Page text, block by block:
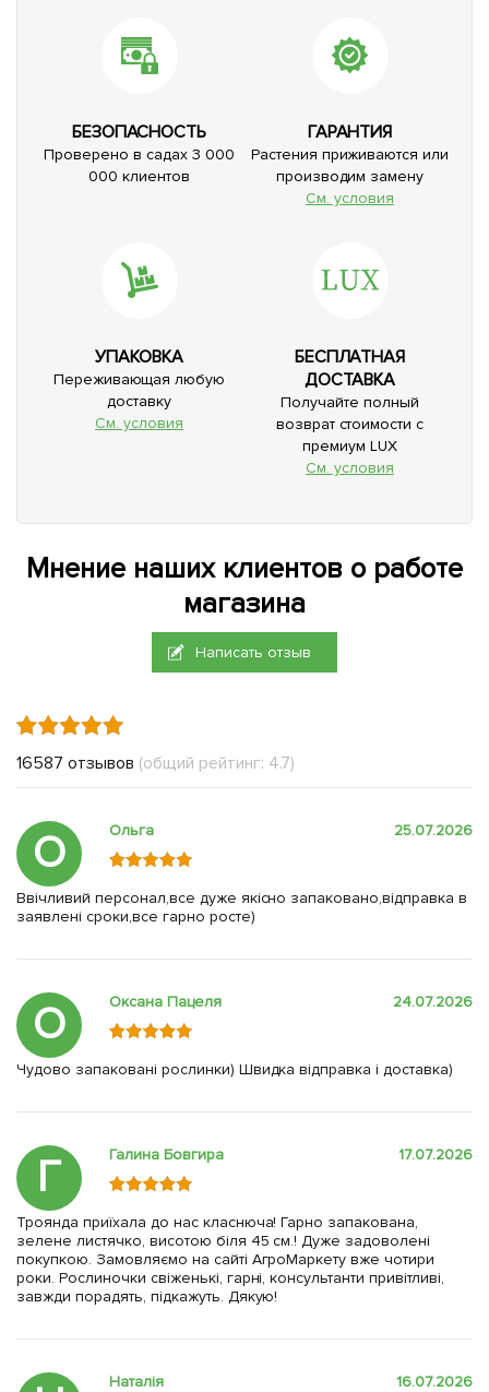
БЕЗОПАСНОСТЬ
Проверено в садах 3 000
000 клиентов
ГАРАНТИЯ
Растения приживаются или
производим замену
См. условия
УПАКОВКА
Переживающая любую
доставку
См. условия
БЕСПЛАТНАЯ
ДОСТАВКА
Получайте полный
возврат стоимости с
премиум LUX
См. условия
Мнение наших клиентов о работе
магазина
Написать отзыв
16587 отзывов (общий рейтинг: 4.7)
О Ольга 25.07.2026
Ввічливий персонал,все дуже якісно запаковано,відправка в
заявлені сроки,все гарно росте)
О Оксана Пацеля 24.07.2026
Чудово запаковані рослинки) Швидка відправка і доставка)
Г Галина Бовгира 17.07.2026
Троянда приїхала до нас класнюча! Гарно запакована,
зелене листячко, висотою біля 45 см.! Дуже задоволені
покупкою. Замовляємо на сайті АгроМаркету вже чотири
роки. Рослиночки свіженькі, гарні, консультанти привітливі,
завжди порадять, підкажуть. Дякую!
Наталія 16.07.2026